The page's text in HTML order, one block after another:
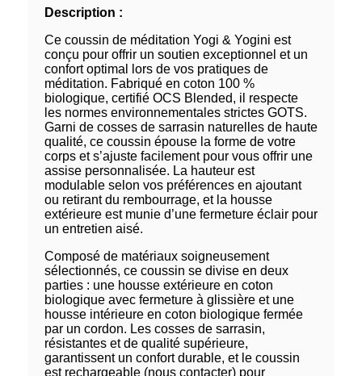
Description :
Ce coussin de méditation Yogi & Yogini est
conçu pour offrir un soutien exceptionnel et un
confort optimal lors de vos pratiques de
méditation. Fabriqué en coton 100 %
biologique, certifié OCS Blended, il respecte
les normes environnementales strictes GOTS.
Garni de cosses de sarrasin naturelles de haute
qualité, ce coussin épouse la forme de votre
corps et s’ajuste facilement pour vous offrir une
assise personnalisée. La hauteur est
modulable selon vos préférences en ajoutant
ou retirant du rembourrage, et la housse
extérieure est munie d’une fermeture éclair pour
un entretien aisé.
Composé de matériaux soigneusement
sélectionnés, ce coussin se divise en deux
parties : une housse extérieure en coton
biologique avec fermeture à glissière et une
housse intérieure en coton biologique fermée
par un cordon. Les cosses de sarrasin,
résistantes et de qualité supérieure,
garantissent un confort durable, et le coussin
est rechargeable (nous contacter) pour